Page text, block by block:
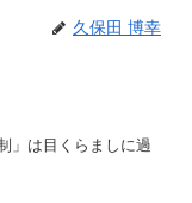
久保田 博幸
」は目くらましに過